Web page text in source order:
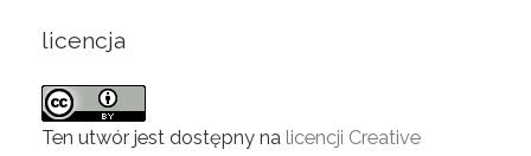
licencja
Ten utwór jest dostępny na licencji Creative